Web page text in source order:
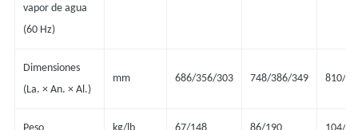
vapor de agua
(60 Hz)
Dimensiones
(La. × An. × Al.)
mm 686/356/303 748/386/349 810/